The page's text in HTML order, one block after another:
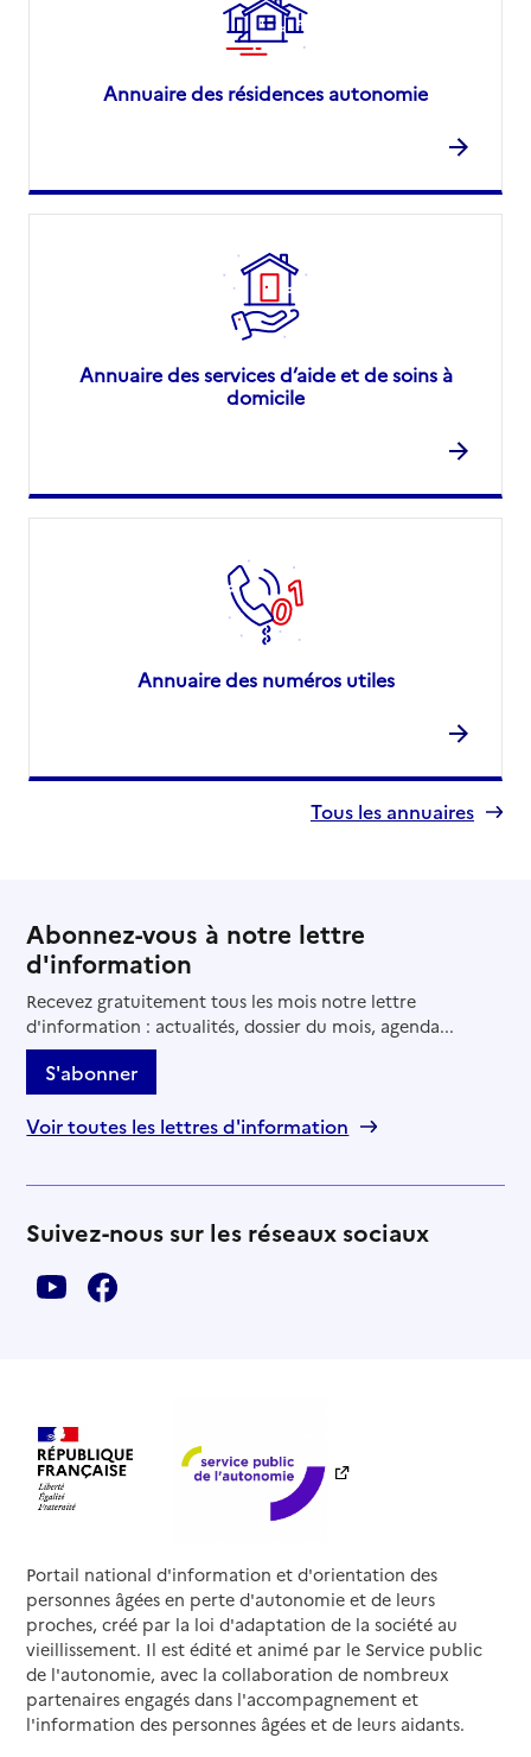
Annuaire des résidences autonomie
Annuaire des services d’aide et de soins à
domicile
Annuaire des numéros utiles
Tous les annuaires
Abonnez-vous à notre lettre
d'information
Recevez gratuitement tous les mois notre lettre
d'information : actualités, dossier du mois, agenda...
S'abonner
Voir toutes les lettres d'information
Suivez-nous sur les réseaux sociaux
Portail national d'information et d'orientation des
personnes âgées en perte d'autonomie et de leurs
proches, créé par la loi d'adaptation de la société au
vieillissement. Il est édité et animé par le Service public
de l'autonomie, avec la collaboration de nombreux
partenaires engagés dans l'accompagnement et
l'information des personnes âgées et de leurs aidants.